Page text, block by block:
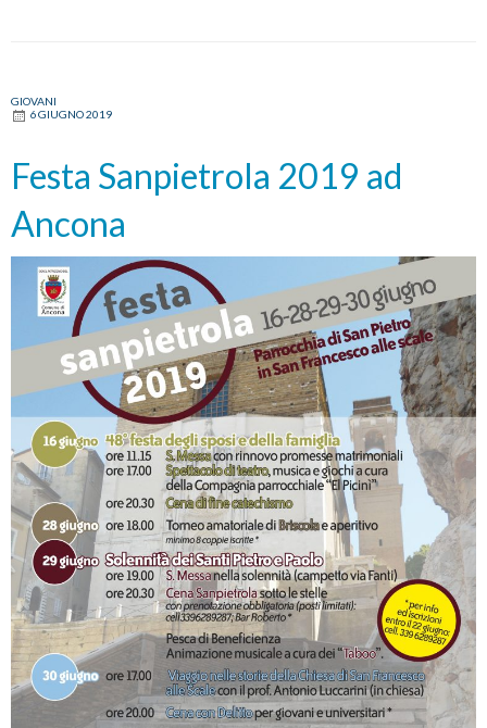
GIOVANI
6 GIUGNO 2019
Festa Sanpietrola 2019 ad
Ancona